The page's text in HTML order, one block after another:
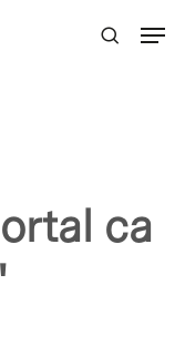
ca